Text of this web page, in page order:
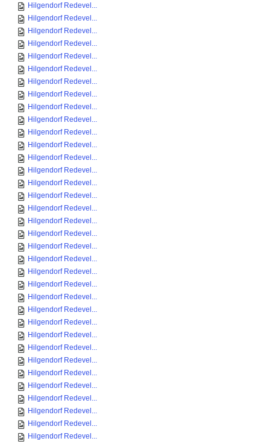
Hilgendorf Redevel...
Hilgendorf Redevel...
Hilgendorf Redevel...
Hilgendorf Redevel...
Hilgendorf Redevel...
Hilgendorf Redevel...
Hilgendorf Redevel...
Hilgendorf Redevel...
Hilgendorf Redevel...
Hilgendorf Redevel...
Hilgendorf Redevel...
Hilgendorf Redevel...
Hilgendorf Redevel...
Hilgendorf Redevel...
Hilgendorf Redevel...
Hilgendorf Redevel...
Hilgendorf Redevel...
Hilgendorf Redevel...
Hilgendorf Redevel...
Hilgendorf Redevel...
Hilgendorf Redevel...
Hilgendorf Redevel...
Hilgendorf Redevel...
Hilgendorf Redevel...
Hilgendorf Redevel...
Hilgendorf Redevel...
Hilgendorf Redevel...
Hilgendorf Redevel...
Hilgendorf Redevel...
Hilgendorf Redevel...
Hilgendorf Redevel...
Hilgendorf Redevel...
Hilgendorf Redevel...
Hilgendorf Redevel...
Hilgendorf Redevel...